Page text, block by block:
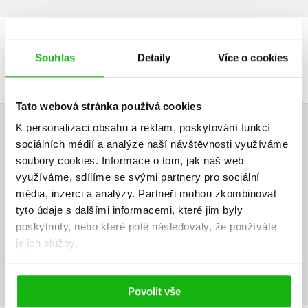
Souhlas Detaily Více o cookies
Tato webová stránka používá cookies
K personalizaci obsahu a reklam, poskytování funkcí
sociálních médií a analýze naší návštěvnosti využíváme
soubory cookies. Informace o tom, jak náš web
využíváme, sdílíme se svými partnery pro sociální
média, inzerci a analýzy. Partneři mohou zkombinovat
tyto údaje s dalšími informacemi, které jim byly
poskytnuty, nebo které poté následovaly, že používáte
jejich služby.
Povolit vše
DALŠÍ TITULY Z ŘADY "BARBIE VE SVĚTĚ HER"
HODNOCENÍ ČTENÁŘŮ
V současné době nejsou vytvořena žádná uživatelská hodnocení.
Vaše hodnocení
Uživatelskou recenzi mohou vkládat pouze registrovaní uživatelé
Přihlásit